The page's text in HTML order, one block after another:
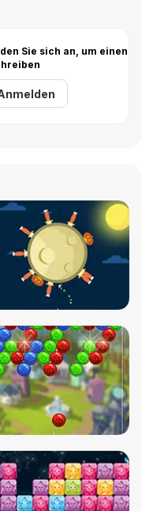
Sie sich an, um einen